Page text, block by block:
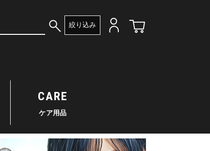
絞り込み
CARE
ケア用品